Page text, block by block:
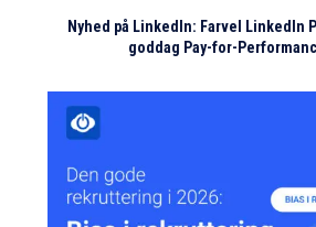
Nyhed på LinkedIn: Farvel LinkedIn
goddag Pay-for-